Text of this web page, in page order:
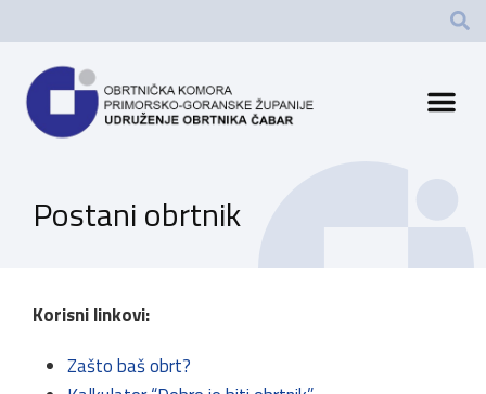
Postani obrtnik
Korisni linkovi:
Zašto baš obrt?